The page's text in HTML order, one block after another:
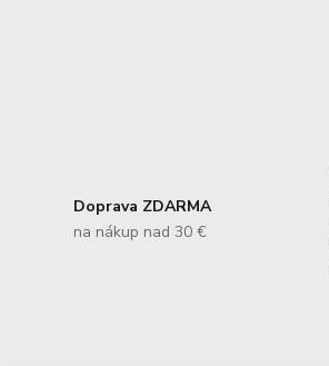
Doprava ZDARMA
na nákup nad 30 €